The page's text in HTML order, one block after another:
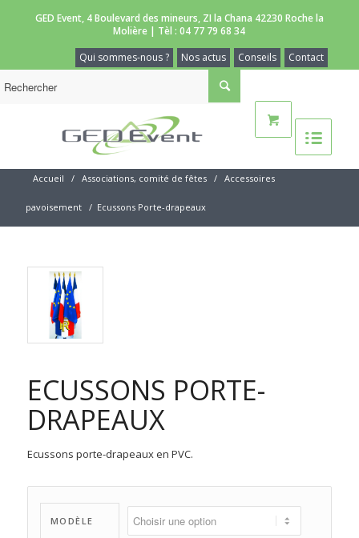
GED Event, 4 Boulevard des mineurs, ZI la Chana 42230 Roche la
Molière | Tèl :04 77 79 68 34
Contact
Conseils
Nos actus
Qui sommes-nous ?
Accueil / Associations, comité de fêtes / Accessoires
pavoisement / Ecussons Porte-drapeaux
ECUSSONS PORTE-
DRAPEAUX
Ecussons porte-drapeaux en PVC.
MODÈLE